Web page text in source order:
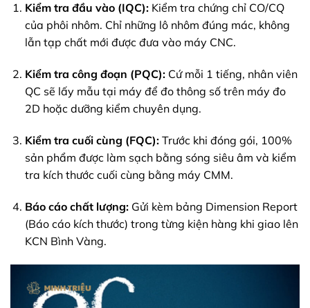
Kiểm tra đầu vào (IQC):Kiểm tra chứng chỉ CO/CQ
của phôi nhôm. Chỉ những lô nhôm đúng mác, không
lẫn tạp chất mới được đưa vào máy CNC.
Kiểm tra công đoạn (PQC):Cứ mỗi 1 tiếng, nhân viên
QC sẽ lấy mẫu tại máy để đo thông số trên máy đo
2D hoặc dưỡng kiểm chuyên dụng.
Kiểm tra cuối cùng (FQC):Trước khi đóng gói, 100%
sản phẩm được làm sạch bằng sóng siêu âm và kiểm
tra kích thước cuối cùng bằng máy CMM.
Báo cáo chất lượng:Gửi kèm bảng Dimension Report
(Báo cáo kích thước) trong từng kiện hàng khi giao lên
KCN Bình Vàng.